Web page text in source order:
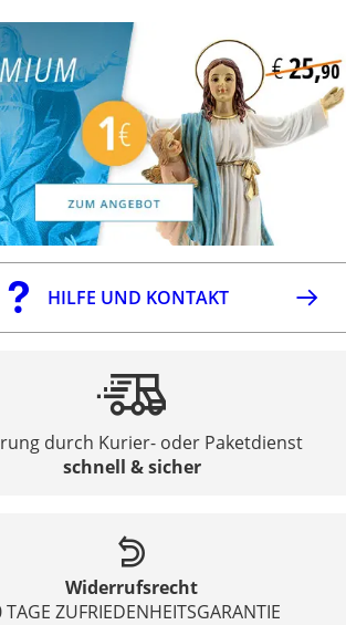
HILFE UND KONTAKT
durch Kurier- oder Paketdienst
schnell & sicher
Widerrufsrecht
TAGE ZUFRIEDENHEITSGARANTIE